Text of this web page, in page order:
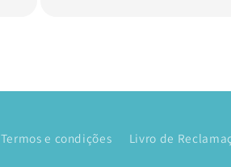
Termos e condições Livro de